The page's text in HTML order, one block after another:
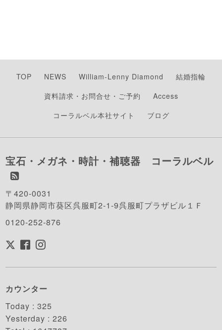
TOP NEWS William-Lenny Diamond
結婚指輪
資料請求・お問合せ・ご予約
Access
コーラルベル本社サイト
ブログ
宝石・メガネ・時計・補聴器 コーラルベル
〒420-0031
静岡県静岡市葵区呉服町2-1-9呉服町プラザビル１Ｆ
0120-252-876
カウンター
Today :325
Yesterday :226